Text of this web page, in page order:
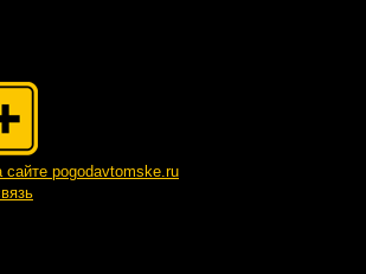
сайте pogodavtomske.ru